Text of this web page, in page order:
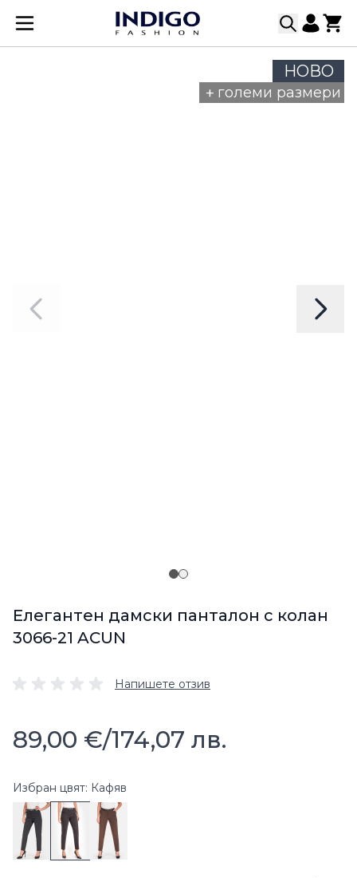
Прескачане към съдържанието
НОВО
+ големи размери
Елегантен дамски панталон с колан
3066-21 ACUN
Напишете отзив
89,00 €/174,07 лв.
Избран цвят: Кафяв